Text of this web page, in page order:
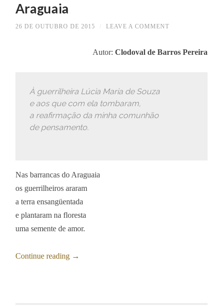
Araguaia
26 DE OUTUBRO DE 2015 LEAVE A COMMENT
Autor: Clodoval de Barros Pereira
À guerrilheira Lúcia Maria de Souza
e aos que com ela tombaram,
a reafirmação da minha comunhão
de pensamento.
Nas barrancas do Araguaia
os guerrilheiros araram
a terra ensangüentada
e plantaram na floresta
uma semente de amor.
Continue reading →